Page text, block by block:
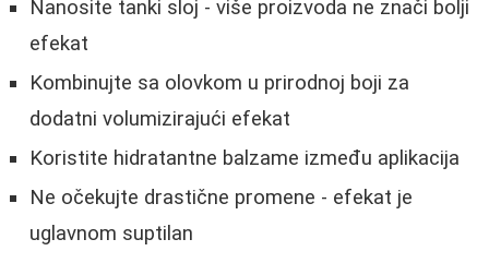
Nanosite tanki sloj - više proizvoda ne znači bolji
efekat
Kombinujte sa olovkom u prirodnoj boji za
dodatni volumizirajući efekat
Koristite hidratantne balzame između aplikacija
Ne očekujte drastične promene - efekat je
uglavnom suptilan